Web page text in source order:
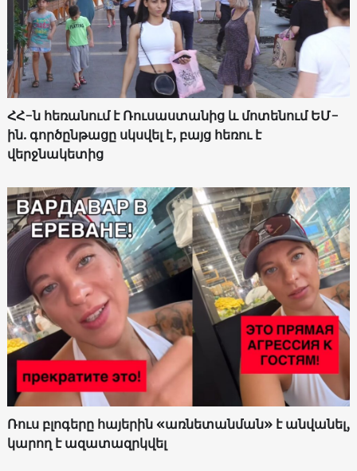
ՀՀ-ն հեռանում է Ռուսաստանից և մոտենում ԵՄ-
ին. գործընթացը սկսվել է, բայց հեռու է
վերջնակետից
Ռուս բլոգերը հայերին «առնետանման» է անվանել,
կարող է ազատազրկվել